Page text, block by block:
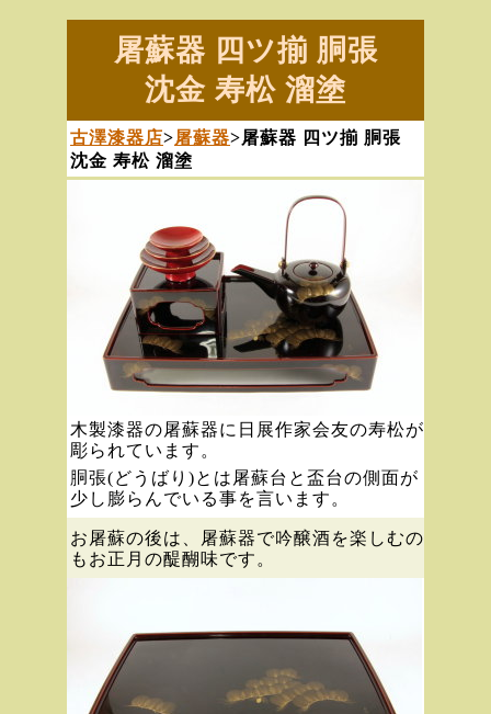
屠蘇器 四ツ揃 胴張
沈金 寿松 溜塗
古澤漆器店>屠蘇器>屠蘇器 四ツ揃 胴張
沈金 寿松 溜塗
木製漆器の屠蘇器に日展作家会友の寿松が
彫られています。
胴張(どうばり)とは屠蘇台と盃台の側面が
少し膨らんでいる事を言います。
お屠蘇の後は、屠蘇器で吟醸酒を楽しむの
もお正月の醍醐味です。